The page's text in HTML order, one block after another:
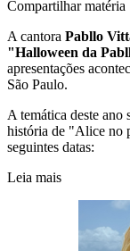
Compartilhar matéria
A cantora Pabllo
"Halloween da
apresentações
São Paulo.
A temática deste ano
história de "Alice no
seguintes datas:
Leia mais